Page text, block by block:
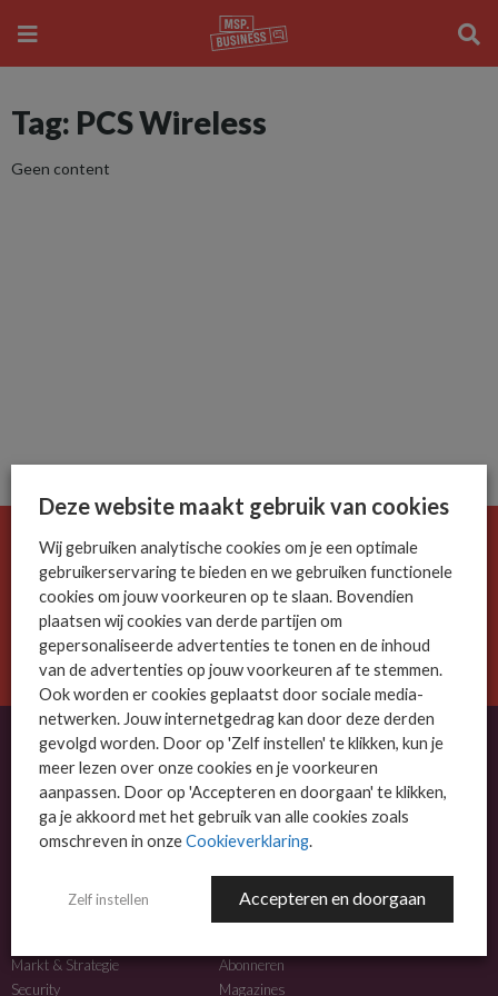
Tag: PCS Wireless
Geen content
De ICT-wereld is snel. Mis niets.
Meld je nu aan voor de MSP Business nieuwsbrief.
AANMELDEN
OVER MSP BUSINESS
MSP Business is het kennisplatform voor IT-dienstverleners met MKB-focus.
NIEUWS
Markt & Strategie
Security
MEER INFO
Abonneren
Magazines
Deze website maakt gebruik van cookies
Wij gebruiken analytische cookies om je een optimale
gebruikerservaring te bieden en we gebruiken functionele
cookies om jouw voorkeuren op te slaan. Bovendien
plaatsen wij cookies van derde partijen om
gepersonaliseerde advertenties te tonen en de inhoud
van de advertenties op jouw voorkeuren af te stemmen.
Ook worden er cookies geplaatst door sociale media-
netwerken. Jouw internetgedrag kan door deze derden
gevolgd worden. Door op 'Zelf instellen' te klikken, kun je
meer lezen over onze cookies en je voorkeuren
aanpassen. Door op 'Accepteren en doorgaan' te klikken,
ga je akkoord met het gebruik van alle cookies zoals
omschreven in onzeCookieverklaring.
Zelf instellen Accepteren en doorgaan